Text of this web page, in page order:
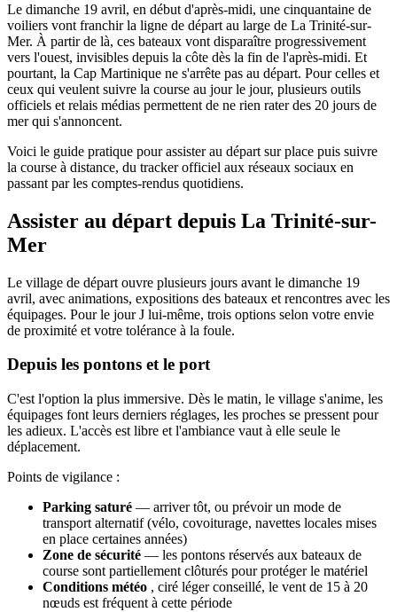
Le dimanche 19 avril, en début d'après-midi, une cinquantaine de
voiliers vont franchir la ligne de départ au large de La Trinité-sur-
Mer. À partir de là, ces bateaux vont disparaître progressivement
vers l'ouest, invisibles depuis la côte dès la fin de l'après-midi. Et
pourtant, la Cap Martinique ne s'arrête pas au départ. Pour celles et
ceux qui veulent suivre la course au jour le jour, plusieurs outils
officiels et relais médias permettent de ne rien rater des 20 jours de
mer qui s'annoncent.
Voici le guide pratique pour assister au départ sur place puis suivre
la course à distance, du tracker officiel aux réseaux sociaux en
passant par les comptes-rendus quotidiens.
Assister au départ depuis La Trinité-sur-
Mer
Le village de départ ouvre plusieurs jours avant le dimanche 19
avril, avec animations, expositions des bateaux et rencontres avec les
équipages. Pour le jour J lui-même, trois options selon votre envie
de proximité et votre tolérance à la foule.
Depuis les pontons et le port
C'est l'option la plus immersive. Dès le matin, le village s'anime, les
équipages font leurs derniers réglages, les proches se pressent pour
les adieux. L'accès est libre et l'ambiance vaut à elle seule le
déplacement.
Points de vigilance :
Parking saturé — arriver tôt, ou prévoir un mode de
transport alternatif (vélo, covoiturage, navettes locales mises
en place certaines années)
Zone de sécurité — les pontons réservés aux bateaux de
course sont partiellement clôturés pour protéger le matériel
Conditions météo , ciré léger conseillé, le vent de 15 à 20
nœuds est fréquent à cette période